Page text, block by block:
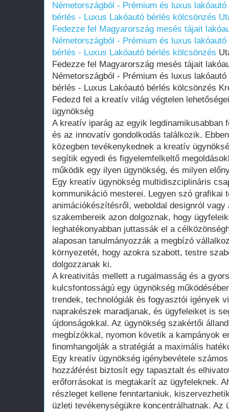
Németországból - Prémium és luxus
bérlés - Luxus Lakóautó bérlés kölcsönzés
Fedezze fel Magyarország mesés tájait
Németországból - Prémium és luxus
bérlés - Luxus Lakóautó bérlés kölcsönzés
Fedezze fel Magyarország mesés tájait
Németországból - Prémium és luxus
bérlés - Luxus Lakóautó bérlés kölcsönzés
Fedezd fel a kreatív világ végtelen
ügynökség
A kreatív iparág az egyik legdinamikusabban
és az innovatív gondolkodás találkozik.
közegben tevékenykednek a kreatív
segítik egyedi és figyelemfelkeltő
működik egy ilyen ügynökség, és milyen
Egy kreatív ügynökség multidiszciplináris
kommunikáció mesterei. Legyen szó grafikai
animációkészítésről, weboldal designról
szakembereik azon dolgoznak, hogy
leghatékonyabban juttassák el a
alaposan tanulmányozzák a megbízó
környezetét, hogy azokra szabott, testre
dolgozzanak ki.
A kreativitás mellett a rugalmasság és a
kulcsfontosságú egy ügynökség
trendek, technológiák és fogyasztói igények
naprakészek maradjanak, és ügyfeleiket is
újdonságokkal. Az ügynökség szakértői
megbízókkal, nyomon követik a kampányok
finomhangolják a stratégiát a maximális
Egy kreatív ügynökség igénybevétele
hozzáférést biztosít egy tapasztalt és
erőforrásokat is megtakarít az ügyfeleknek.
részleget kellene fenntartaniuk,
üzleti tevékenységükre koncentrálhatnak. Az